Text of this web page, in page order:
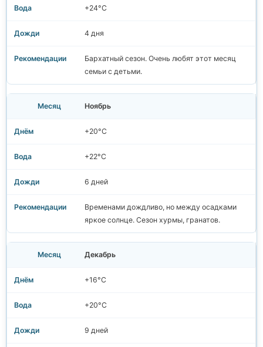
+24°C
4 дня
Бархатный сезон. Очень любят этот месяц
семьи с детьми.
Ноябрь
+20°C
+22°C
6 дней
Временами дождливо, но между осадками
яркое солнце. Сезон хурмы, гранатов.
Декабрь
+16°C
+20°C
9 дней